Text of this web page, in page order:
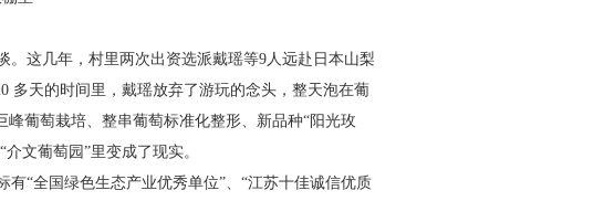
。这几年，村里两次出资选派戴瑶等9人远赴日本山梨
多天的时间里，戴瑶放弃了游玩的念头，整天泡在葡
峰葡萄栽培、整串葡萄标准化整形、新品种“阳光玫
介文葡萄园”里变成了现实。
有“全国绿色生态产业优秀单位”、“江苏十佳诚信优质